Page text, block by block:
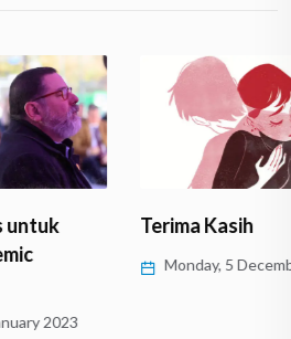
Terima Kasih
Monday, 5 December 2022